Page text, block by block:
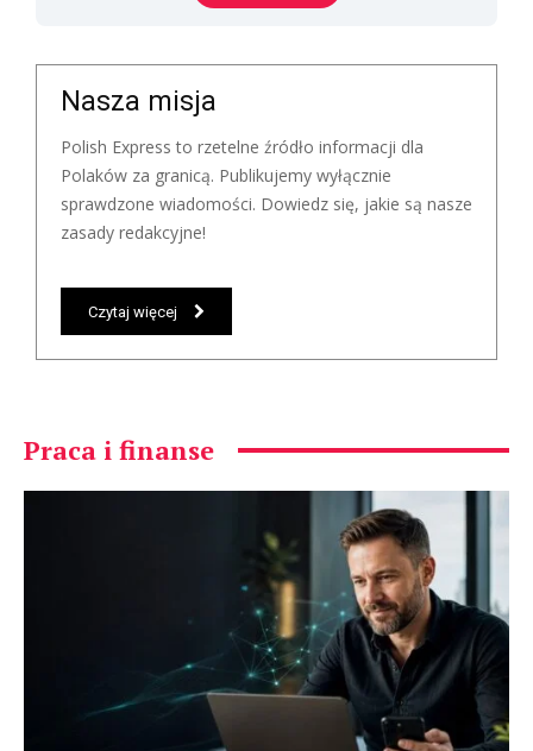
Nasza misja
Polish Express to rzetelne źródło informacji dla
Polaków za granicą. Publikujemy wyłącznie
sprawdzone wiadomości. Dowiedz się, jakie są nasze
zasady redakcyjne!
Czytaj więcej
Praca i finanse